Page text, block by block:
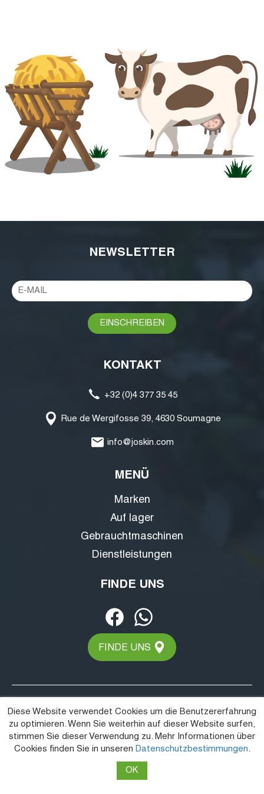
Diese Website verwendet Cookies um die Benutzererfahrung
zu optimieren. Wenn Sie weiterhin auf dieser Website surfen,
stimmen Sie dieser Verwendung zu. Mehr Informationen über
Cookies finden Sie in unseren Datenschutzbestimmungen.
NEWSLETTER
KONTAKT
+32 (0)4 377 35 45
Rue de Wergifosse 39, 4630 Soumagne
info@joskin.com
MENÜ
Marken
Auf lager
Gebrauchtmaschinen
Dienstleistungen
FINDE UNS
FINDE UNS
Datenschutz Allgemeine geschäftsbedingungen
Copyright © JOSKIN. Alle Rechte vorbehalten.